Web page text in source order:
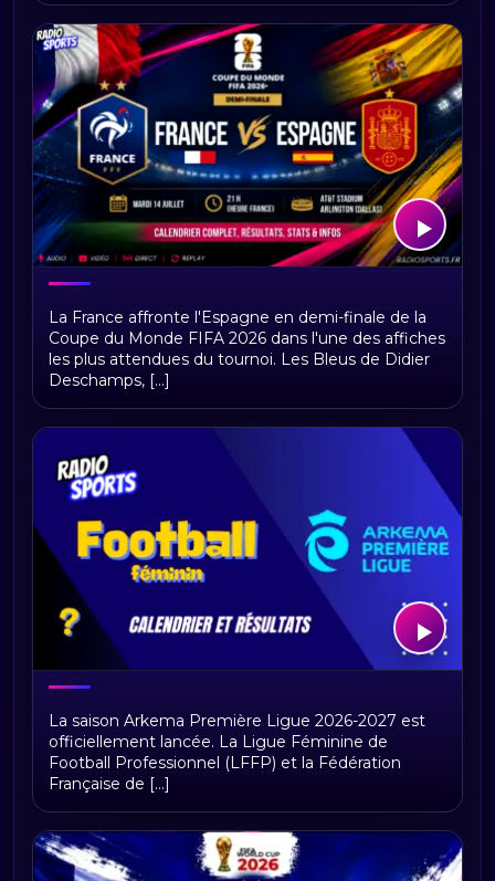
France–Espagne : heure, chaîne TV,
direct et compositions
La France affronte l'Espagne en demi-finale de la
Coupe du Monde FIFA 2026 dans l'une des affiches
les plus attendues du tournoi. Les Bleus de Didier
Deschamps, [...]
Arkema première ligue, calendrier et
résultats
La saison Arkema Première Ligue 2026-2027 est
officiellement lancée. La Ligue Féminine de
Football Professionnel (LFFP) et la Fédération
Française de [...]